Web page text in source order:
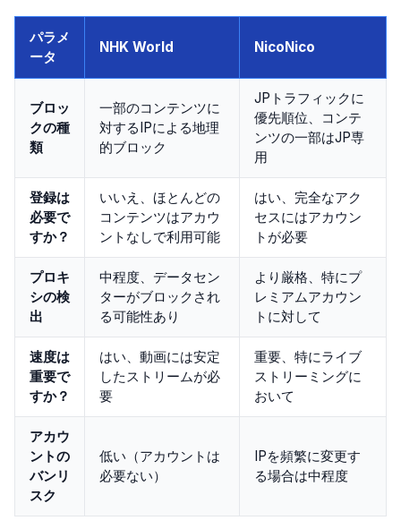
パラメ
ータ
NHK World NicoNico
ブロッ
クの種
類
一部のコンテンツに
対するIPによる地理
的ブロック
JPトラフィックに
優先順位、コンテ
ンツの一部はJP専
用
登録は
必要で
すか？
いいえ、ほとんどの
コンテンツはアカウ
ントなしで利用可能
はい、完全なアク
セスにはアカウン
トが必要
プロキ
シの検
出
中程度、データセン
ターがブロックされ
る可能性あり
より厳格、特にプ
レミアムアカウン
トに対して
速度は
重要で
すか？
はい、動画には安定
したストリームが必
要
重要、特にライブ
ストリーミングに
おいて
アカウ
ントの
バンリ
スク
低い（アカウントは
必要ない）
IPを頻繁に変更す
る場合は中程度